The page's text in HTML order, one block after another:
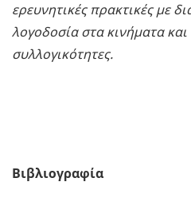
ερευνητικές πρακτικές με
λογοδοσία στα κινήματα και
συλλογικότητες.
Βιβλιογραφία